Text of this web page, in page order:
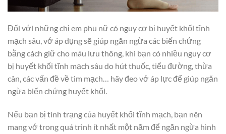
Đối với những chị em phụ nữ có nguy cơ bị huyết khối tĩnh
mạch sâu, vớ áp dụng sẽ giúp ngăn ngừa các biến chứng
bằng cách giữ cho máu lưu thông, khi bạn có nhiều nguy cơ
bị huyết khối tĩnh mạch sâu do hút thuốc, tiểu đường, thừa
cân, các vấn đề về tim mạch… hãy đeo vớ áp lực để giúp ngăn
ngừa biến chứng huyết khối.
Nếu bạn bị tình trạng của huyết khối tĩnh mạch, bạn nên
mang vớ trong quá trình ít nhất một năm để ngăn ngừa hình